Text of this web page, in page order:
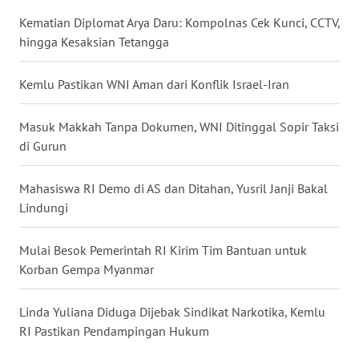
Kematian Diplomat Arya Daru: Kompolnas Cek Kunci, CCTV,
hingga Kesaksian Tetangga
Kemlu Pastikan WNI Aman dari Konflik Israel-Iran
Masuk Makkah Tanpa Dokumen, WNI Ditinggal Sopir Taksi
di Gurun
Mahasiswa RI Demo di AS dan Ditahan, Yusril Janji Bakal
Lindungi
Mulai Besok Pemerintah RI Kirim Tim Bantuan untuk
Korban Gempa Myanmar
Linda Yuliana Diduga Dijebak Sindikat Narkotika, Kemlu
RI Pastikan Pendampingan Hukum
WN
NUSANTARA
WN
WN
JATIM
WN
BALI
WN
KALBAR
WN
KALTENG